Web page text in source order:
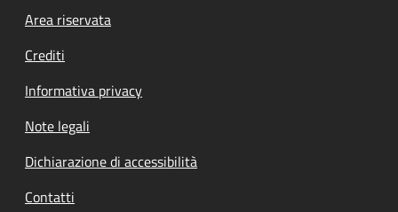
Footer menu
Area riservata
Crediti
Informativa privacy
Note legali
Dichiarazione di accessibilità
Contatti